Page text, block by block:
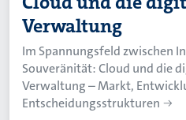
Verwaltung
Im Spannungsfeld zwischen
Souveränität: Cloud und die
Verwaltung – Markt,
Entscheidungsstrukturen